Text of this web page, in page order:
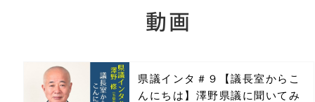
動画
県議インタ＃９【議長室からこ
んにちは】澤野県議に聞いてみ